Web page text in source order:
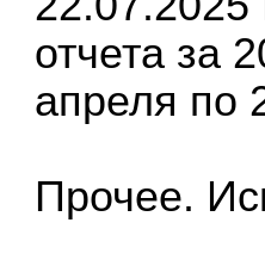
отчета за
апреля по
Прочее.